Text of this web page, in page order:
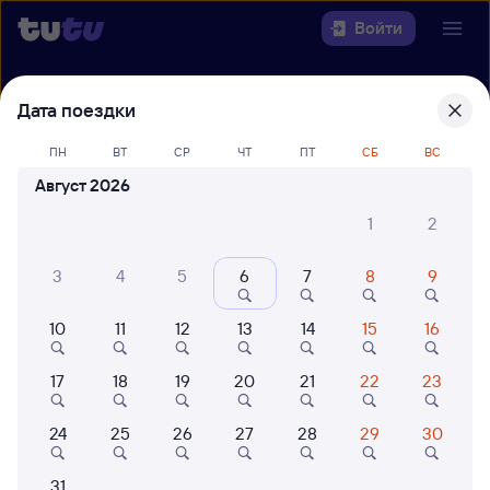
Войти
Выберите день, чтобы найти
22 года работаем для вас
Когда
Найти поезда
Дата поездки
ПН ВТ СР ЧТ ПТ СБ ВС
Август 2026
1
2
3 4 5 6 7 8 9
10 11 12 13 14 15 16
17 18 19 20 21 22 23
24 25 26 27 28 29 30